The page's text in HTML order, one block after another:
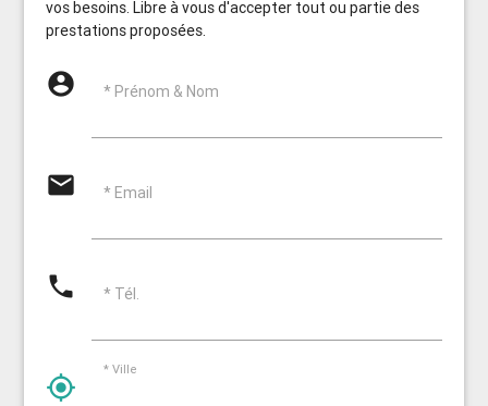
vos besoins. Libre à vous d'accepter tout ou partie des
prestations proposées.
account_circle * Prénom & Nom
email * Email
phone * Tél.
my_location
* Ville